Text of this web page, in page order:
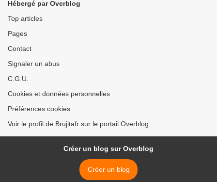
Activision Blizzard
Hébergé par Overblog
Top articles
Pages
Contact
Signaler un abus
C.G.U.
Cookies et données personnelles
Préférences cookies
Voir le profil de Brujitafr sur le portail Overblog
Créer un blog sur Overblog
Créer un blog